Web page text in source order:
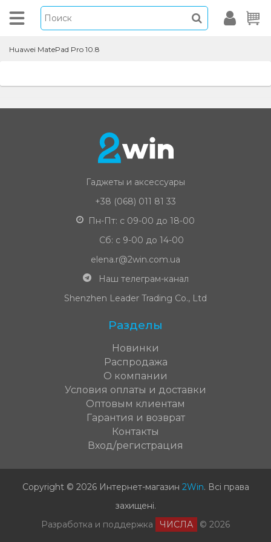
Huawei MatePad Pro 10.8
Гаджеты и аксессуары
+38 (068) 011 81 33
Пн-Пт: с 09-00 до 18-00
Сб: с 9-00 до 14-00
elena.r@2win.com.ua
Наш телеграм-канал
Shenzhen Leader Trading Co., Ltd
Разделы
Новинки
Распродажа
О компании
Условия оплаты и доставки
Оптовым клиентам
Гарантия и возврат
Контакты
Вход/регистрация
Copyright © 2026 Интернет-магазин 2Win. Всі права
захищені.
Разработка и поддержка
ЧИСЛА © 2026